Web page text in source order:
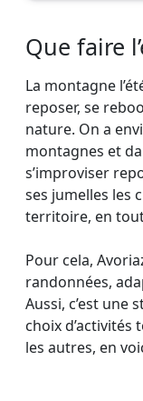
Que faire
La montagne
reposer, se
nature. On a
montagnes et
s’improviser
ses jumelles les
territoire, en
Pour cela,
randonnées,
Aussi, c’est une
choix
les autres, en